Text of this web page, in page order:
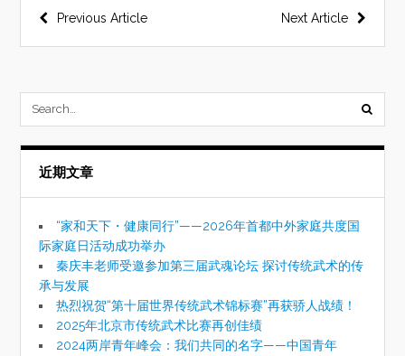
文
章
航
Next Article
Previous Article
近期文章
“家和天下・健康同行”——2026年首都中外家庭共度国
际家庭日活动成功举办
秦庆丰老师受邀参加第三届武魂论坛 探讨传统武术的传
承与发展
热烈祝贺“第十届世界传统武术锦标赛”再获骄人战绩！
2025年北京市传统武术比赛再创佳绩
2024两岸青年峰会：我们共同的名字——中国青年